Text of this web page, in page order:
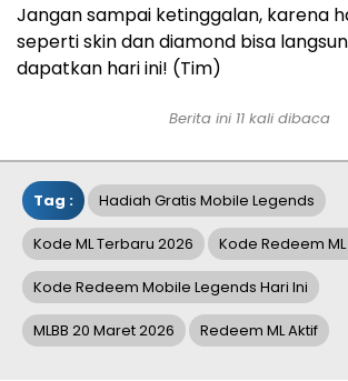
Jangan sampai ketinggalan, karena
seperti skin dan diamond bisa
dapatkan hari ini! (Tim)
Berita ini 11 kali dibaca
Tag : Hadiah Gratis Mobile Legends
Kode ML Terbaru 2026 Kode Redeem
Kode Redeem Mobile Legends Hari Ini
MLBB 20 Maret 2026 Redeem ML Aktif